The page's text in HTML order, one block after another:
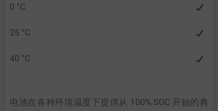
0 °C
25 °C
40 °C
电池在各种环境温度下提供从 100% SOC 开始的典